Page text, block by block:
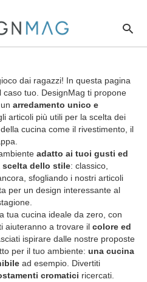
dai ragazzi! In questa pagina
tuo. DesignMag ti propone
arredamento unico e
articoli più utili per la scelta dei
cucina come il rivestimento, il
adatto ai tuoi gusti ed
scelta dello stile: classico,
sfogliando i nostri articoli
per un design interessante al
tua cucina ideale da zero, con
aiuteranno a trovare il colore ed
ispirare dalle nostre proposte
per il tuo ambiente: una cucina
ad esempio. Divertiti
cromatici ricercati.